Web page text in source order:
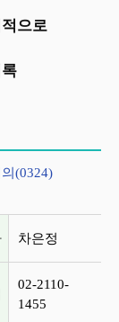
으로
(0324)
차은정
02-2110-
1455